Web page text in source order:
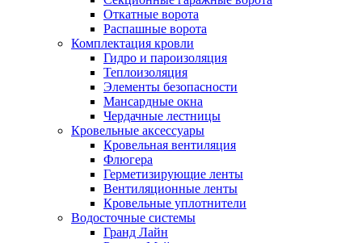
Откатные ворота
Распашные ворота
Комплектация кровли
Гидро и пароизоляция
Теплоизоляция
Элементы безопасности
Мансардные окна
Чердачные лестницы
Кровельные аксессуары
Кровельная вентиляция
Флюгера
Герметизирующие ленты
Вентиляционные ленты
Кровельные уплотнители
Водосточные системы
Гранд Лайн